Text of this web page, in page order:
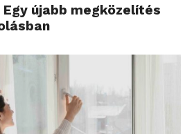
újabb megközelítés